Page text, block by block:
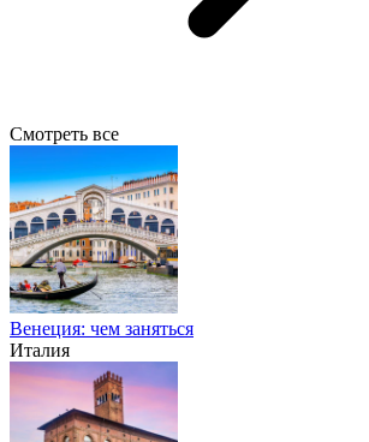
Смотреть все
Венеция: чем заняться
Италия